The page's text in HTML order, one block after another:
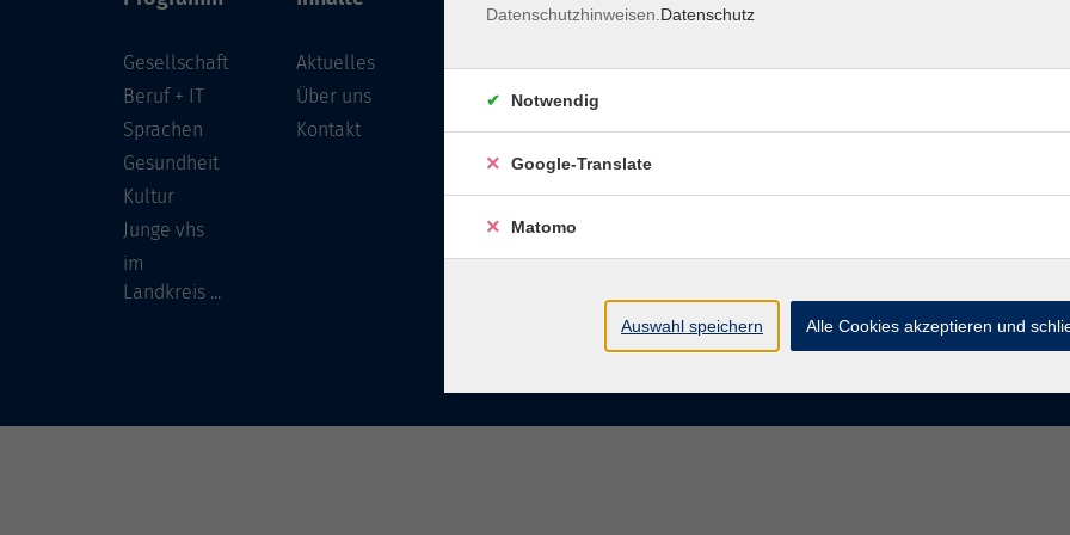
Gesellschaft
Beruf + IT
Sprachen
Gesundheit
Kultur
Junge vhs
im
Landkreis ...
Aktuelles
Über uns
Kontakt
96450 Coburg
info@vhs-coburg.de
Tel: 09561 8825-0
Datenschutzhinweisen. Datenschutz
Notwendig
Google-Translate
Matomo
Auswahl speichern Alle Cookies akzeptieren und